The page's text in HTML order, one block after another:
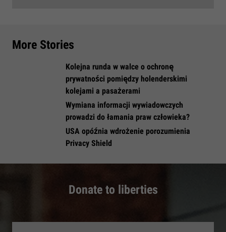
More Stories
​Kolejna runda w walce o ochronę
prywatności pomiędzy holenderskimi
kolejami a pasażerami
Wymiana informacji wywiadowczych
prowadzi do łamania praw człowieka?
USA opóźnia wdrożenie porozumienia
Privacy Shield
Donate to liberties